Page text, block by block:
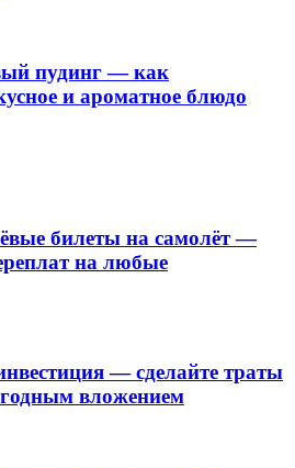
пудинг — как
и ароматное блюдо
билеты на самолёт —
на любые
— сделайте траты
вложением